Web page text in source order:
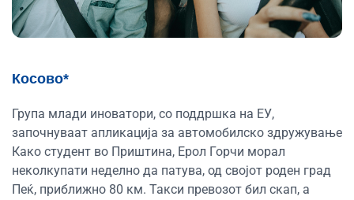
Косово*
Група млади иноватори, со поддршка на ЕУ,
започнуваат апликација за автомобилско здружување
Како студент во Приштина, Ерол Горчи морал
неколкупати неделно да патува, од својот роден град
Пеќ, приближно 80 км. Такси превозот бил скап, а